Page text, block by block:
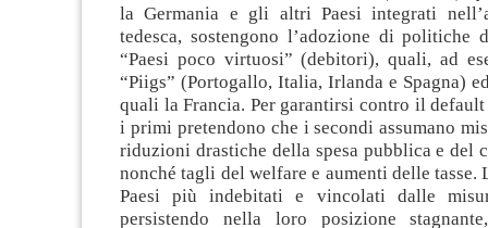
la Germania e gli altri Paesi integrati
tedesca, sostengono l’adozione di politiche
“Paesi poco virtuosi” (debitori), quali, ad
“Piigs” (Portogallo, Italia, Irlanda e Spagna)
quali la Francia. Per garantirsi contro il
i primi pretendono che i secondi assumano
riduzioni drastiche della spesa pubblica e del
nonché tagli del welfare e aumenti delle tasse.
Paesi più indebitati e vincolati dalle
persistendo nella loro posizione